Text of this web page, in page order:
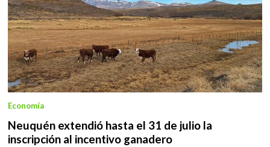
Neuquén extendió hasta el 31 de julio la
inscripción al incentivo ganadero
Economía